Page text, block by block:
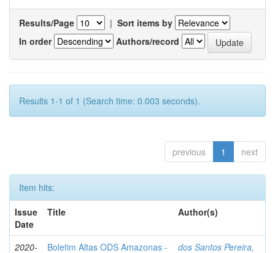
Results/Page | Sort items by
In order
Authors/record
Results 1-1 of 1 (Search time: 0.003 seconds).
previous 1 next
Item hits:
Issue
Date
Title Author(s)
2020- Boletim Altas ODS Amazonas - dos Santos Pereira,